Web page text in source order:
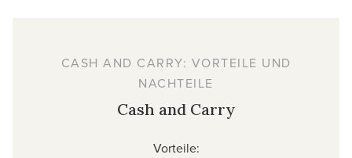
CASH AND CARRY: VORTEILE UND
NACHTEILE
Cash and Carry
Vorteile: